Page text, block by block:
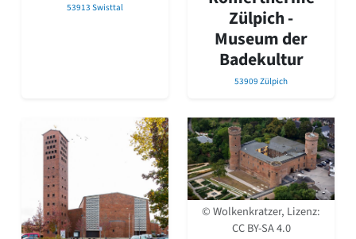
53913 Swisttal
Zülpich -
Museum der
Badekultur
53909 Zülpich
© Wolkenkratzer, Lizenz:
CC BY-SA 4.0